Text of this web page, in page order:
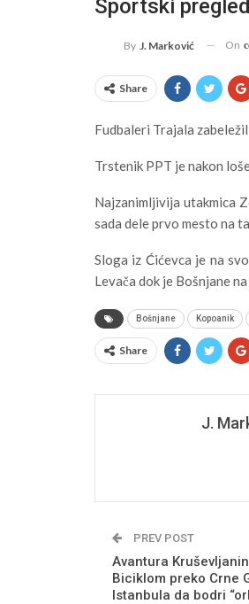
Sportski
By J. Marković On
Share
Fudbaleri Trajala
Trstenik PPT je nakon
Najzanimljivija utakmica
sada dele prvo mesto na
Sloga iz Ćićevca je na
Levača dok je Bošnjane
Bošnjane Kopoanik
Share
J.
PREV POST
Avantura
Biciklom preko Crne
Istanbula da bodri